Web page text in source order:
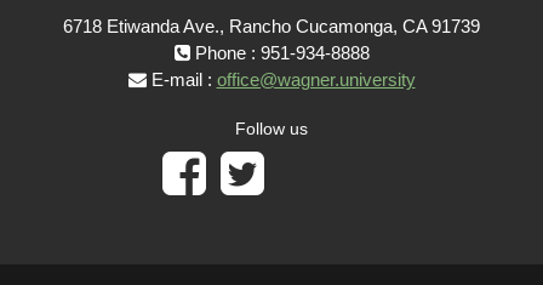
6718 Etiwanda Ave., Rancho Cucamonga, CA 91739
Phone : 951-934-8888
E-mail : office@wagner.university
Follow us